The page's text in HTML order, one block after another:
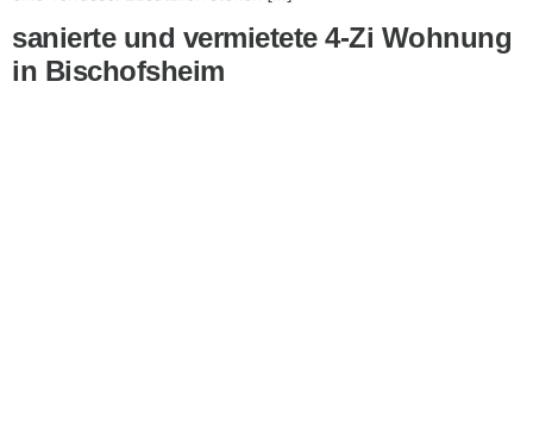
sanierte und vermietete 4-Zi Wohnung
in Bischofsheim